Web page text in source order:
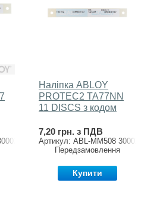
Наліпка ABLOY
PROTEC2 TA77NN
11 DISCS з кодом
7,20 грн. з ПДВ
Артикул: ABL-MM508 3000202/
Передзамовлення
Купити